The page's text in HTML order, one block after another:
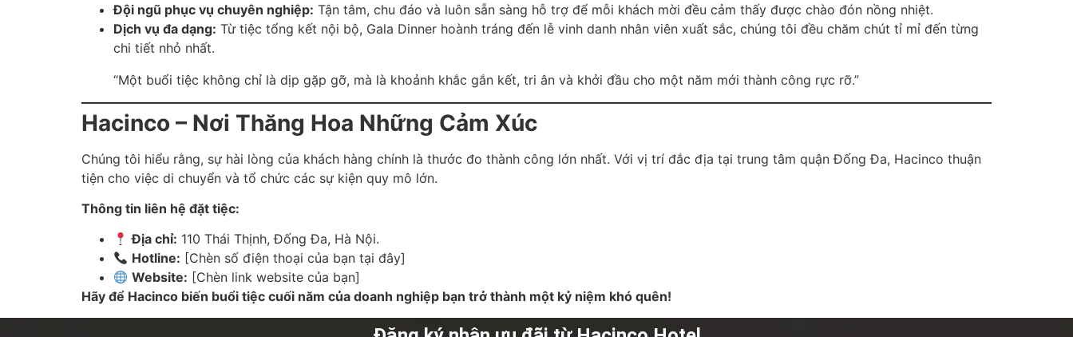
Đội ngũ phục vụ chuyên nghiệp: Tận tâm, chu đáo và luôn sẵn sàng hỗ trợ để mỗi khách mời đều cảm thấy được chào đón nồng nhiệt.
Dịch vụ đa dạng: Từ tiệc tổng kết nội bộ, Gala Dinner hoành tráng đến lễ vinh danh nhân viên xuất sắc, chúng tôi đều chăm chút tỉ mỉ đến từng
chi tiết nhỏ nhất.
“Một buổi tiệc không chỉ là dịp gặp gỡ, mà là khoảnh khắc gắn kết, tri ân và khởi đầu cho một năm mới thành công rực rỡ.”
Hacinco – Nơi Thăng Hoa Những Cảm Xúc
Chúng tôi hiểu rằng, sự hài lòng của khách hàng chính là thước đo thành công lớn nhất. Với vị trí đắc địa tại trung tâm quận Đống Đa, Hacinco thuận
tiện cho việc di chuyển và tổ chức các sự kiện quy mô lớn.
Thông tin liên hệ đặt tiệc:
Địa chỉ: 110 Thái Thịnh, Đống Đa, Hà Nội.
Hotline: [Chèn số điện thoại của bạn tại đây]
Website: [Chèn link website của bạn]
Hãy để Hacinco biến buổi tiệc cuối năm của doanh nghiệp bạn trở thành một kỷ niệm khó quên!